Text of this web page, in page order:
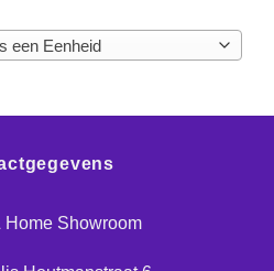
een Eenheid
Home Showroom